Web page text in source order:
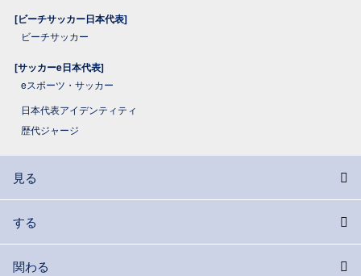
[ビーチサッカー日本代表]
ビーチサッカー
[サッカーe日本代表]
eスポーツ・サッカー
日本代表アイデンティティ
歴代ジャージ
見る
する
関わる